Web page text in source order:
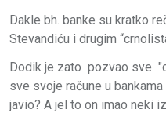
Dakle bh. banke su kratko
Stevandiću i drugim
Dodik je zato pozvao sve
sve svoje račune u
javio? A jel to on imao neki